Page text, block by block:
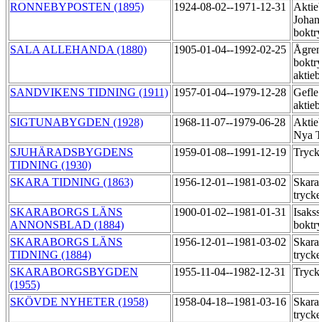
RONNEBYPOSTEN (1895)
1924-08-02--1971-12-31
SALA ALLEHANDA (1880)
1905-01-04--1992-02-25
SANDVIKENS TIDNING (1911) 1957-01-04--1979-12-28
SIGTUNABYGDEN (1928)
1968-11-07--1979-06-28
Nya
SJUHÄRADSBYGDENS
TIDNING (1930)
1959-01-08--1991-12-19
SKARA TIDNING (1863) 1956-12-01--1981-03-02
SKARABORGS LÄNS
ANNONSBLAD (1884)
1900-01-02--1981-01-31
SKARABORGS LÄNS
TIDNING (1884)
1956-12-01--1981-03-02
SKARABORGSBYGDEN
(1955)
1955-11-04--1982-12-31
SKÖVDE NYHETER (1958) 1958-04-18--1981-03-16